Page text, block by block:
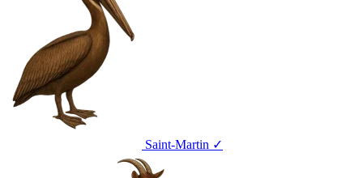
Saint-Martin ✓